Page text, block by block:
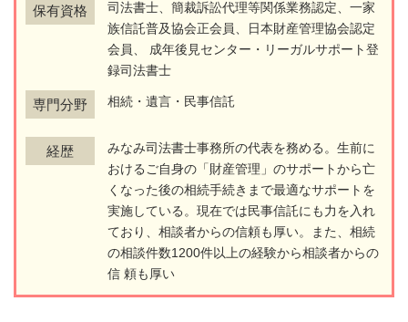
保有資格
司法書士、簡裁訴訟代理等関係業務認定、一家
族信託普及協会正会員、日本財産管理協会認定
会員、 成年後見センター・リーガルサポート登
録司法書士
専門分野 相続・遺言・民事信託
経歴
みなみ司法書士事務所の代表を務める。生前に
おけるご自身の「財産管理」のサポートから亡
くなった後の相続手続きまで最適なサポートを
実施している。現在では民事信託にも力を入れ
ており、相談者からの信頼も厚い。また、相続
の相談件数1200件以上の経験から相談者からの
信 頼も厚い